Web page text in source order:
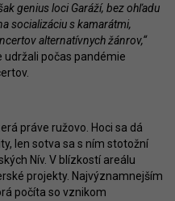
genius loci Garáží, bez ohľadu
socializáciu s kamarátmi,
alternatívnych žánrov,“
udržali počas pandémie
práve ružovo. Hoci sa dá
len sotva sa s ním stotožní
Nív. V blízkostí areálu
projekty. Najvýznamnejším
počíta so vznikom